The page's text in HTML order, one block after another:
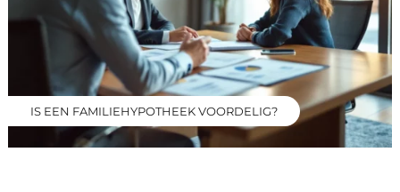
IS EEN FAMILIEHYPOTHEEK VOORDELIG?